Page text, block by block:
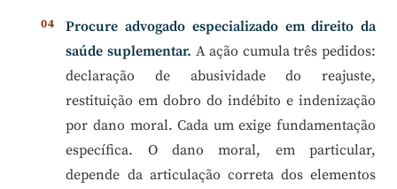
Procure advogado especializado em direito da
saúde suplementar. A ação cumula três pedidos:
declaração de abusividade do reajuste,
restituição em dobro do indébito e indenização
por dano moral. Cada um exige fundamentação
específica. O dano moral, em particular,
depende da articulação correta dos elementos